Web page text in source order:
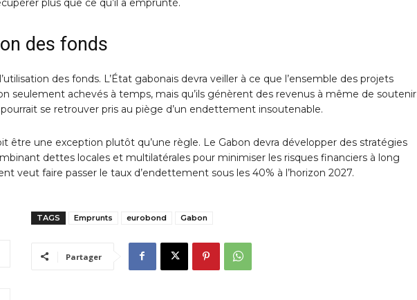
plus que ce qu’il a emprunté.
des fonds
des fonds. L’État gabonais devra veiller à ce que l’ensemble des projets
seulement achevés à temps, mais qu’ils génèrent des revenus à même de soutenir
se retrouver pris au piège d’un endettement insoutenable.
être une exception plutôt qu’une règle. Le Gabon devra développer des stratégies
dettes locales et multilatérales pour minimiser les risques financiers à long
veut faire passer le taux d’endettement sous les 40% à l’horizon 2027.
TAGS Emprunts eurobond Gabon
Partager